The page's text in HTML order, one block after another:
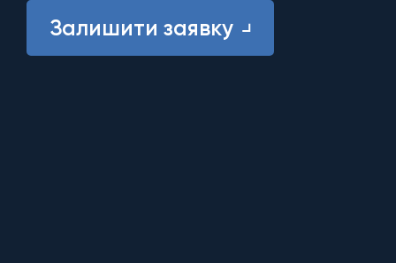
Залишити заявку